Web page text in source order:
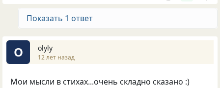
Показать 1 ответ
O olyly
12 лет назад
Мои мысли в стихах...очень складно сказано :)